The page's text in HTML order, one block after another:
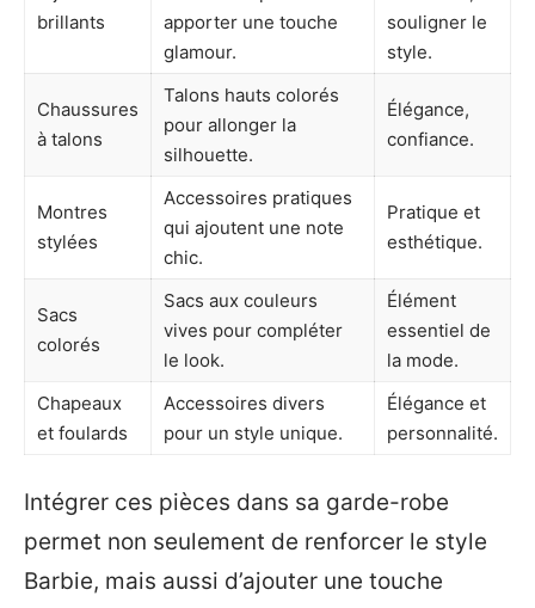
brillants
apporter une touche
glamour.
souligner le
style.
Chaussures
à talons
Talons hauts colorés
pour allonger la
silhouette.
Élégance,
confiance.
Montres
stylées
Accessoires pratiques
qui ajoutent une note
chic.
Pratique et
esthétique.
Sacs
colorés
Sacs aux couleurs
vives pour compléter
le look.
Élément
essentiel de
la mode.
Chapeaux
et foulards
Accessoires divers
pour un style unique.
Élégance et
personnalité.
Intégrer ces pièces dans sa garde-robe
permet non seulement de renforcer le style
Barbie, mais aussi d’ajouter une touche